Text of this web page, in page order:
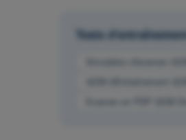
Tests
Simulation d'examen
QCM d'Entraînement
Examen en PDF QCM